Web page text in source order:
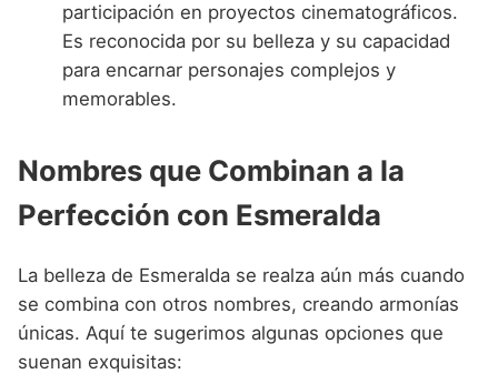
participación en proyectos cinematográficos.
Es reconocida por su belleza y su capacidad
para encarnar personajes complejos y
memorables.
Nombres que Combinan a la
Perfección con Esmeralda
La belleza de Esmeralda se realza aún más cuando
se combina con otros nombres, creando armonías
únicas. Aquí te sugerimos algunas opciones que
suenan exquisitas: